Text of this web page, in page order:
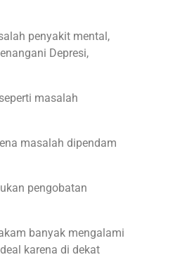
penyakit mental,
Depresi,
masalah
masalah dipendam
pengobatan
banyak mengalami
karena di dekat